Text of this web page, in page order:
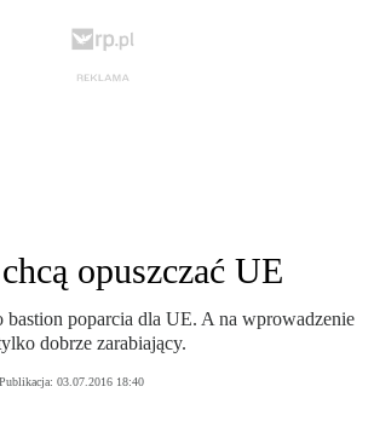
opuszczać UE
bastion poparcia dla UE. A na wprowadzenie
dobrze zarabiający.
Publikacja: 03.07.2016 18:40